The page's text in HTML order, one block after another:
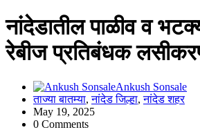
नांदेडातील पाळीव व
रेबीज प्रतिबंधक
Ankush Sonsale
ताज्या बातम्या,नांदेड जिल्हा,नांदेड शहर
May 19, 2025
0 Comments